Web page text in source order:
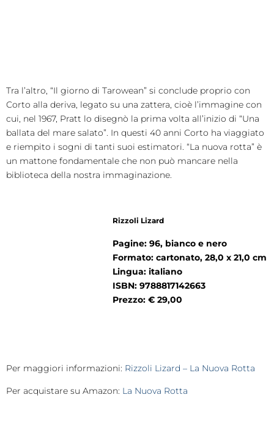
Tra l’altro, “Il giorno di Tarowean” si conclude proprio con
Corto alla deriva, legato su una zattera, cioè l’immagine con
cui, nel 1967, Pratt lo disegnò la prima volta all’inizio di “Una
ballata del mare salato”. In questi 40 anni Corto ha viaggiato
e riempito i sogni di tanti suoi estimatori. “La nuova rotta” è
un mattone fondamentale che non può mancare nella
biblioteca della nostra immaginazione.
Rizzoli Lizard
Pagine: 96, bianco e nero
Formato: cartonato, 28,0 x 21,0 cm
Lingua: italiano
ISBN: 9788817142663
Prezzo: € 29,00
Per maggiori informazioni: Rizzoli Lizard – La Nuova Rotta
Per acquistare su Amazon: La Nuova Rotta